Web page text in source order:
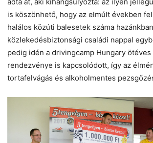
is köszönhető, hogy az elmúlt években
halálos közúti balesetek száma
közlekedésbiztonsági családi nappal
pedig idén a drivingcamp Hungary
rendezvénye is kapcsolódott, így az
tortafelvágás és alkoholmentes